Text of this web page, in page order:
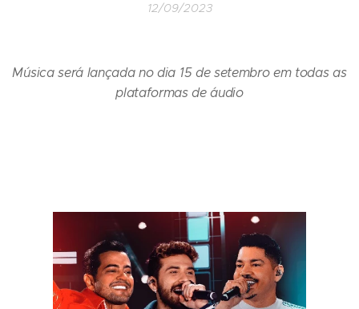
12/09/2023
Música será lançada no dia 15 de setembro em todas as
plataformas de áudio